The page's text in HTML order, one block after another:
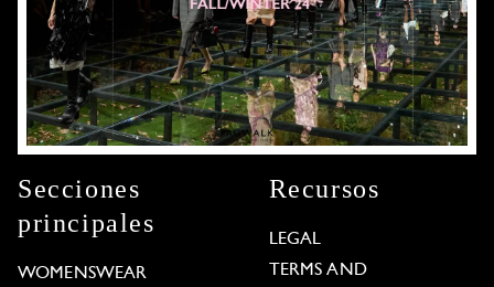
Secciones
principales
WOMENSWEAR
Recursos
LEGAL
TERMS AND